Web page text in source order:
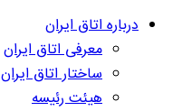
درباره اتاق ایران
معرفی اتاق ایران
ساختار اتاق ایران
هیئت رئیسه